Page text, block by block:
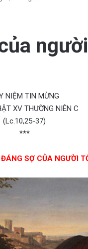
NIỆM TIN MỪNG
XV THƯỜNG NIÊN C
(Lc.10,25-37)
***
SỢ CỦA NGƯỜI